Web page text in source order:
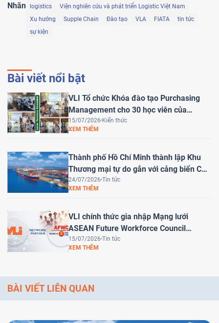
Nhãn logistics
Viện nghiên cứu và phát triển Logistic Việt Nam
Xu hướng
Supple Chain Đào tạo VLA FIATA
tin tức
sự kiện
Bài viết nổi bật
VLI Tổ chức Khóa đào tạo Purchasing
Management cho 30 học viên của
HEINEKEN Việt Nam
15/07/2026 Kiến thức
XEM THÊM
Thành phố Hồ Chí Minh thành lập Khu
Thương mại tự do gắn với cảng biển Cái
Mép Hạ – Bước tiến chiến lược đưa Việt
Nam trở thành trung tâm logistics khu
24/07/2026 Tin tức
XEM THÊM
VLI chính thức gia nhập Mạng lưới
ASEAN Future Workforce Council
(AFWC)
15/07/2026 Tin tức
XEM THÊM
BÀI VIẾT LIÊN QUAN